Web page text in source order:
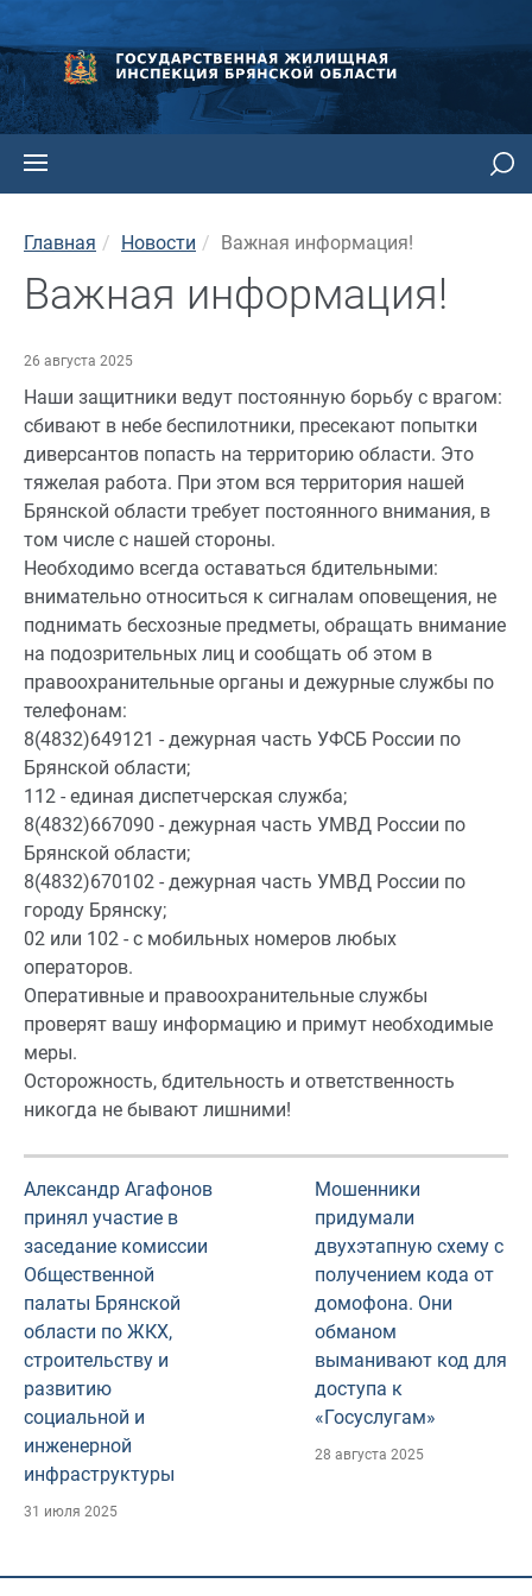
Главная Новости Важная информация!
Важная информация!
26 августа 2025
Наши защитники ведут постоянную борьбу с врагом:
сбивают в небе беспилотники, пресекают попытки
диверсантов попасть на территорию области. Это
тяжелая работа. При этом вся территория нашей
Брянской области требует постоянного внимания, в
том числе с нашей стороны.
Необходимо всегда оставаться бдительными:
внимательно относиться к сигналам оповещения, не
поднимать бесхозные предметы, обращать внимание
на подозрительных лиц и сообщать об этом в
правоохранительные органы и дежурные службы по
телефонам:
8(4832)649121 - дежурная часть УФСБ России по
Брянской области;
112 - единая диспетчерская служба;
8(4832)667090 - дежурная часть УМВД России по
Брянской области;
8(4832)670102 - дежурная часть УМВД России по
городу Брянску;
02 или 102 - с мобильных номеров любых
операторов.
Оперативные и правоохранительные службы
проверят вашу информацию и примут необходимые
меры.
Осторожность, бдительность и ответственность
никогда не бывают лишними!
Александр Агафонов
принял участие в
заседание комиссии
Общественной
палаты Брянской
области по ЖКХ,
строительству и
развитию
социальной и
инженерной
инфраструктуры
31 июля 2025
Мошенники
придумали
двухэтапную схему с
получением кода от
домофона. Они
обманом
выманивают код для
доступа к
«Госуслугам»
28 августа 2025